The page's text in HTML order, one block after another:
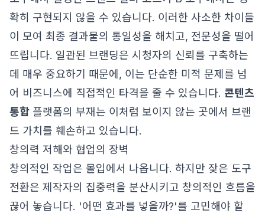
확히 구현되지 않을 수 있습니다. 이러한 사소한 차이들
이 모여 최종 결과물의 통일성을 해치고, 전문성을 떨어
뜨립니다. 일관된 브랜딩은 시청자의 신뢰를 구축하는
데 매우 중요하기 때문에, 이는 단순한 미적 문제를 넘
어 비즈니스에 직접적인 타격을 줄 수 있습니다. 콘텐츠
통합 플랫폼의 부재는 이처럼 보이지 않는 곳에서 브랜
드 가치를 훼손하고 있습니다.
창의력 저해와 협업의 장벽
창의적인 작업은 몰입에서 나옵니다. 하지만 잦은 도구
전환은 제작자의 집중력을 분산시키고 창의적인 흐름을
끊어 놓습니다. '어떤 효과를 넣을까?'를 고민해야 할